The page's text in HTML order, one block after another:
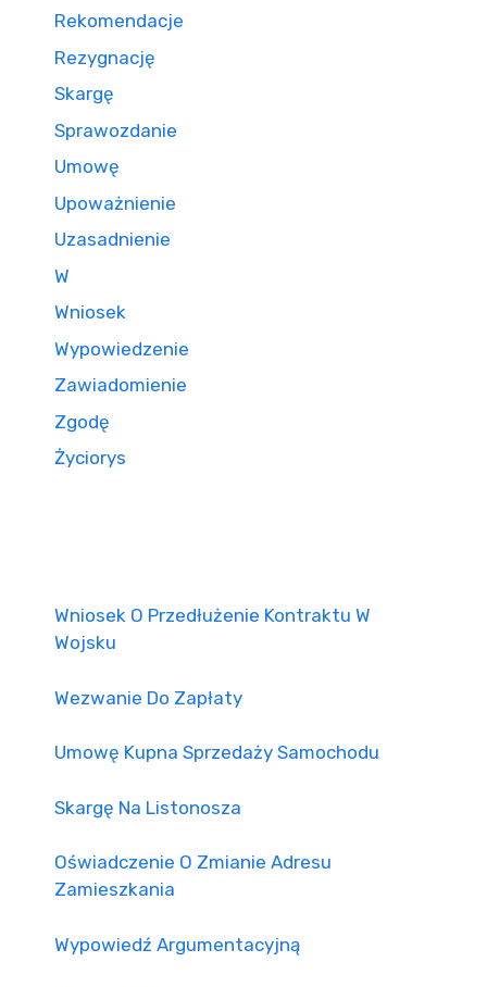
Rekomendacje
Rezygnację
Skargę
Sprawozdanie
Umowę
Upoważnienie
Uzasadnienie
W
Wniosek
Wypowiedzenie
Zawiadomienie
Zgodę
Życiorys
Wniosek O Przedłużenie Kontraktu W
Wojsku
Wezwanie Do Zapłaty
Umowę Kupna Sprzedaży Samochodu
Skargę Na Listonosza
Oświadczenie O Zmianie Adresu
Zamieszkania
Wypowiedź Argumentacyjną